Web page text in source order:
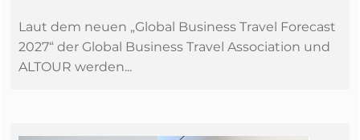
Laut dem neuen „Global Business Travel Forecast
2027“ der Global Business Travel Association und
ALTOUR werden...